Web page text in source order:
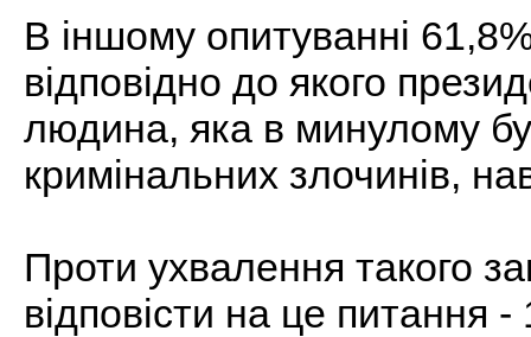
В іншому опитуванні
відповідно до якого
людина, яка в минулому
кримінальних злочинів,
Проти ухвалення такого
відповісти на це питання -